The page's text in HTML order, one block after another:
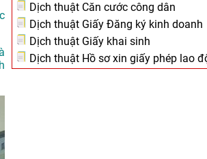
Dịch thuật Căn cước công dân
Dịch thuật Giấy Đăng ký kinh doanh
Dịch thuật Giấy khai sinh
Dịch thuật Hồ sơ xin giấy phép lao